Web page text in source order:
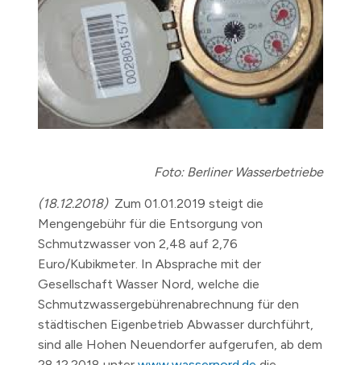
Foto: Berliner Wasserbetriebe
(18.12.2018)Zum 01.01.2019 steigt die
Mengengebühr für die Entsorgung von
Schmutzwasser von 2,48 auf 2,76
Euro/Kubikmeter. In Absprache mit der
Gesellschaft Wasser Nord, welche die
Schmutzwassergebührenabrechnung für den
städtischen Eigenbetrieb Abwasser durchführt,
sind alle Hohen Neuendorfer aufgerufen, ab dem